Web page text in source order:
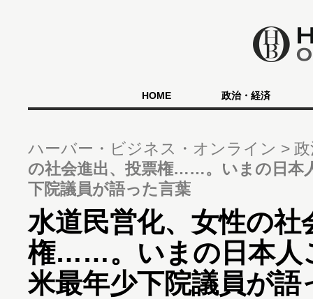
HOME 政治・経済
ハーバー・ビジネス・オンライン
の社会進出、投票権……。いまの日本
下院議員が語った言葉
水道民営化、女性の社
権……。いまの日本人
米最年少下院議員が語